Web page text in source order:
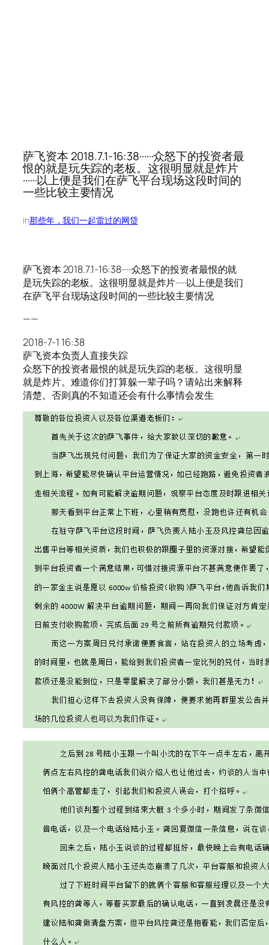
萨飞资本 2018.7.1-16:38······众怒下的投资者最
恨的就是玩失踪的老板。这很明显就是炸片
······以上便是我们在萨飞平台现场这段时间的
一些比较主要情况
in那些年，我们一起雷过的网贷
萨飞资本 2018.7.1-16:38······众怒下的投资者最恨的就
是玩失踪的老板。这很明显就是炸片······以上便是我们
在萨飞平台现场这段时间的一些比较主要情况
——
2018-7-1 16:38
萨飞资本负责人直接失踪
众怒下的投资者最恨的就是玩失踪的老板。这很明显
就是炸片。难道你们打算躲一辈子吗？请站出来解释
清楚。否则真的不知道还会有什么事情会发生